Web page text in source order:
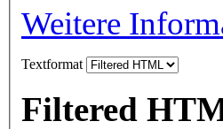
Weitere
Textformat
Filtered